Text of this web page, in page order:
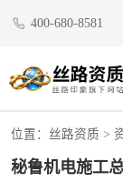
400-680-8581
位置： 丝路资质 >
秘鲁机电施工